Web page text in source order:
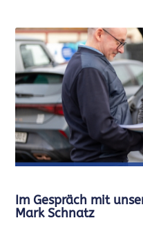
Im Gespräch mit
Mark Schnatz